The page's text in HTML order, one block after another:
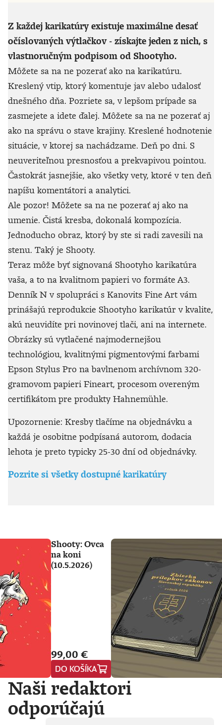
Z každej karikatúry existuje maximálne desať
očíslovaných výtlačkov - získajte jeden z nich, s
vlastnoručným podpisom od Shootyho.
Môžete sa na ne pozerať ako na karikatúru.
Kreslený vtip, ktorý komentuje jav alebo udalosť
dnešného dňa. Pozriete sa, v lepšom prípade sa
zasmejete a idete ďalej. Môžete sa na ne pozerať aj
ako na správu o stave krajiny. Kreslené hodnotenie
situácie, v ktorej sa nachádzame. Deň po dni. S
neuveriteľnou presnosťou a prekvapivou pointou.
Častokrát jasnejšie, ako všetky vety, ktoré v ten deň
napíšu komentátori a analytici.
Ale pozor! Môžete sa na ne pozerať aj ako na
umenie. Čistá kresba, dokonalá kompozícia.
Jednoducho obraz, ktorý by ste si radi zavesili na
stenu. Taký je Shooty.
Teraz môže byť signovaná Shootyho karikatúra
vaša, a to na kvalitnom papieri vo formáte A3.
Denník N v spolupráci s Kanovits Fine Art vám
prinášajú reprodukcie Shootyho karikatúr v kvalite,
akú neuvidíte pri novinovej tlači, ani na internete.
Obrázky sú vytlačené najmodernejšou
technológiou, kvalitnými pigmentovými farbami
Epson Stylus Pro na bavlnenom archívnom 320-
gramovom papieri Fineart, procesom overeným
certifikátom pre produkty Hahnemühle.
Upozornenie: Kresby tlačíme na objednávku a
každá je osobitne podpísaná autorom, dodacia
lehota je preto typicky 25-30 dní od objednávky.
Pozrite si všetky dostupné karikatúry
Shooty: Ovca
na koni
(10.5.2026)
99,00 €
DO KOŠÍKA
Naši redaktori
odporúčajú